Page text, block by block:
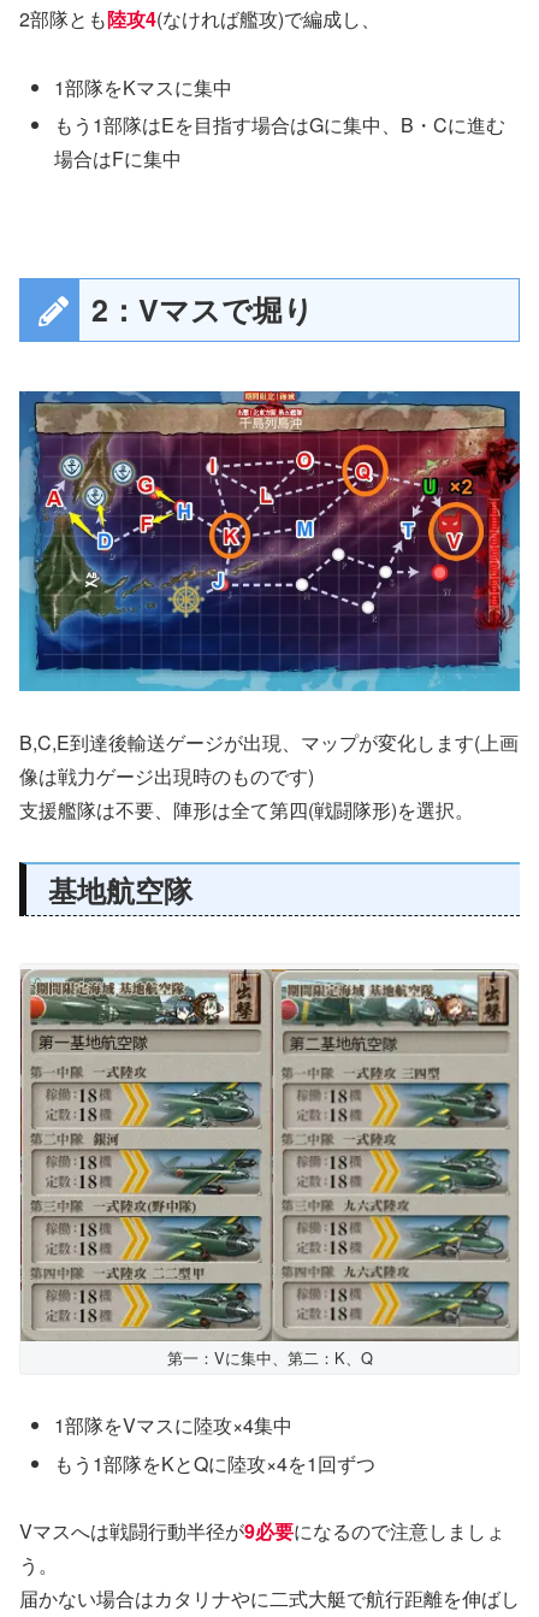
2部隊とも陸攻4(なければ艦攻)で編成し、
1部隊をKマスに集中
もう1部隊はEを目指す場合はGに集中、B・Cに進む
場合はFに集中
2：Vマスで堀り
B,C,E到達後輸送ゲージが出現、マップが変化します(上画
像は戦力ゲージ出現時のものです)
支援艦隊は不要、陣形は全て第四(戦闘隊形)を選択。
基地航空隊
第一：Vに集中、第二：K、Q
1部隊をVマスに陸攻×4集中
もう1部隊をKとQに陸攻×4を1回ずつ
Vマスへは戦闘行動半径が9必要になるので注意しましょ
う。
届かない場合はカタリナやに二式大艇で航行距離を伸ばし